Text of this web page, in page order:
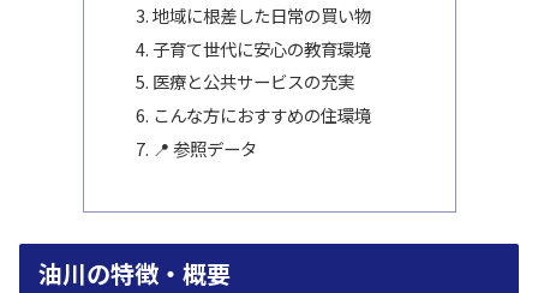
地域に根差した日常の買い物
子育て世代に安心の教育環境
医療と公共サービスの充実
こんな方におすすめの住環境
📍 参照データ
油川の特徴・概要